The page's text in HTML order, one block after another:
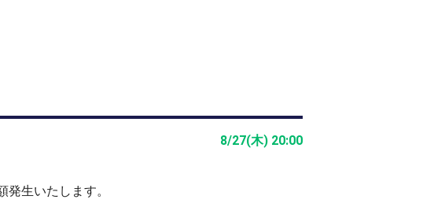
8/27(木) 20:00
生いたします。